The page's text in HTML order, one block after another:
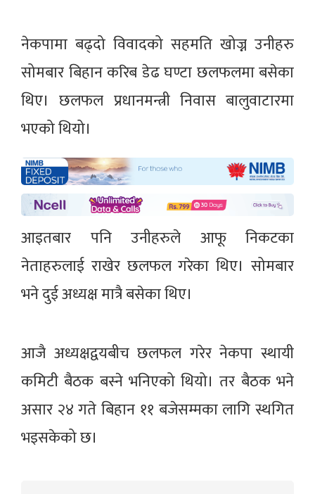
नेकपामा बढ्दो विवादको सहमति खोज्न उनीहरु
सोमबार बिहान करिब डेढ घण्टा छलफलमा बसेका
थिए। छलफल प्रधानमन्त्री निवास बालुवाटारमा
भएको थियो।
आइतबार पनि उनीहरुले आफू निकटका
नेताहरुलाई राखेर छलफल गरेका थिए। सोमबार
भने दुई अध्यक्ष मात्रै बसेका थिए।
आजै अध्यक्षद्वयबीच छलफल गरेर नेकपा स्थायी
कमिटी बैठक बस्ने भनिएको थियो। तर बैठक भने
असार २४ गते बिहान ११ बजेसम्मका लागि स्थगित
भइसकेको छ।